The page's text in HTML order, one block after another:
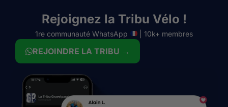
Rejoignez la Tribu Vélo !
1re communauté WhatsApp | 10k+ membres
REJOINDRE LA TRIBU →